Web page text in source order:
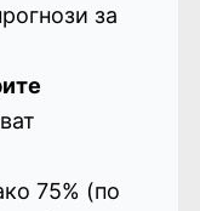
за
75% (по